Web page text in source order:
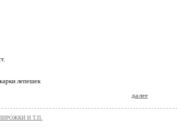
лепешек
далее
И Т.П.